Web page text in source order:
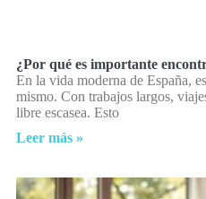
¿Por qué es importante
En la vida moderna de España,
mismo. Con trabajos largos,
libre escasea. Esto
Leer más »